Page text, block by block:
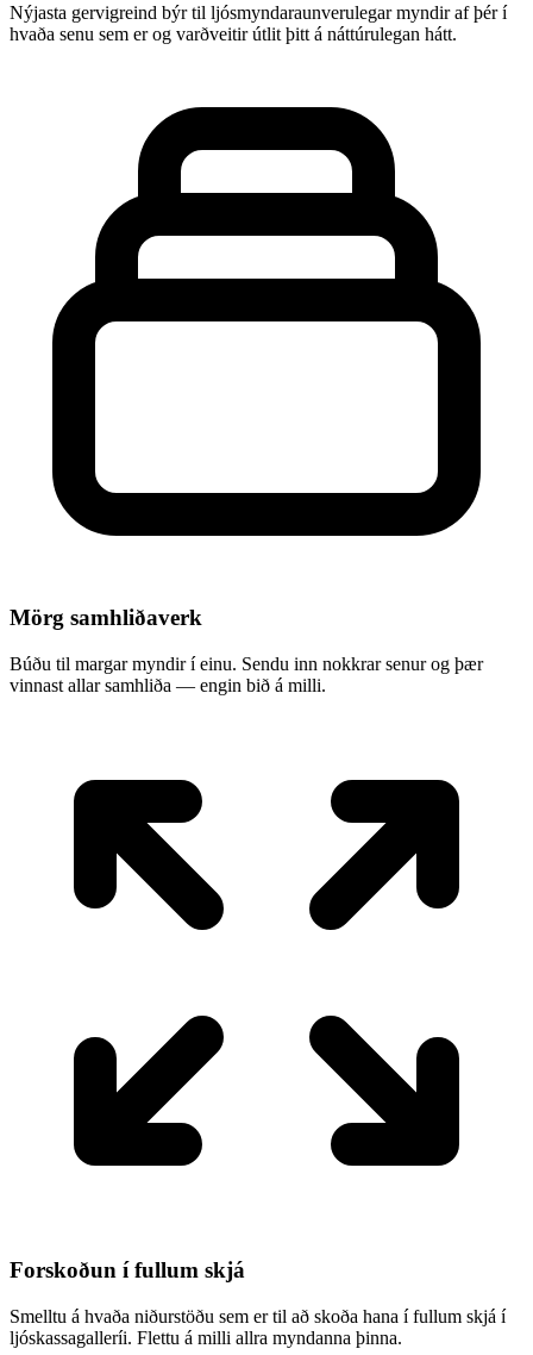
Nýjasta gervigreind býr til ljósmyndaraunverulegar myndir af þér í
hvaða senu sem er og varðveitir útlit þitt á náttúrulegan hátt.
Mörg samhliðaverk
Búðu til margar myndir í einu. Sendu inn nokkrar senur og þær
vinnast allar samhliða — engin bið á milli.
Forskoðun í fullum skjá
Smelltu á hvaða niðurstöðu sem er til að skoða hana í fullum skjá í
ljóskassagalleríi. Flettu á milli allra myndanna þinna.